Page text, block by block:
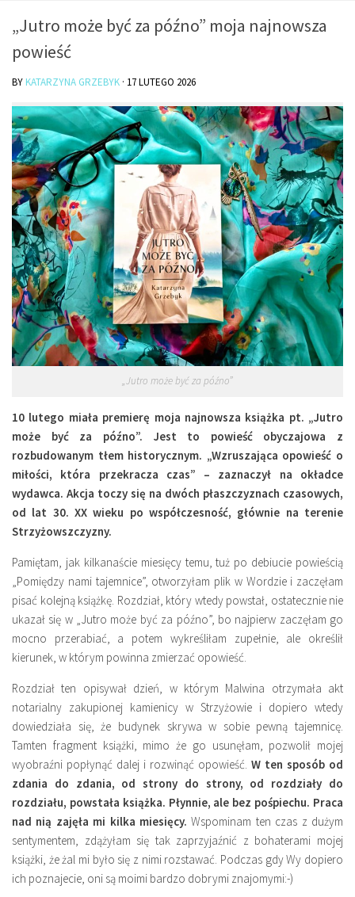
Czytam
Jestem
Jestem kobietą
Jestem dziennikarką
Jestem blogerką
Jestem panią domu
Książki dla dzieci
Poza tym
Lifestyle
Kultura
Miejsca
Podróże
„Jutro może być za późno” moja najnowsza
powieść
BY KATARZYNA GRZEBYK · 17 LUTEGO 2026
„Jutro może być za późno”
10 lutego miała premierę moja najnowsza książka pt. „Jutro
może być za późno”. Jest to powieść obyczajowa z
rozbudowanym tłem historycznym. „Wzruszająca opowieść o
miłości, która przekracza czas” – zaznaczył na okładce
wydawca. Akcja toczy się na dwóch płaszczyznach czasowych,
od lat 30. XX wieku po współczesność, głównie na terenie
Strzyżowszczyzny.
Pamiętam, jak kilkanaście miesięcy temu, tuż po debiucie powieścią
„Pomiędzy nami tajemnice”, otworzyłam plik w Wordzie i zaczęłam
pisać kolejną książkę. Rozdział, który wtedy powstał, ostatecznie nie
ukazał się w „Jutro może być za późno”, bo najpierw zaczęłam go
mocno przerabiać, a potem wykreśliłam zupełnie, ale określił
kierunek, w którym powinna zmierzać opowieść.
Rozdział ten opisywał dzień, w którym Malwina otrzymała akt
notarialny zakupionej kamienicy w Strzyżowie i dopiero wtedy
dowiedziała się, że budynek skrywa w sobie pewną tajemnicę.
Tamten fragment książki, mimo że go usunęłam, pozwolił mojej
wyobraźni popłynąć dalej i rozwinąć opowieść. W ten sposób od
zdania do zdania, od strony do strony, od rozdziały do
rozdziału, powstała książka. Płynnie, ale bez pośpiechu. Praca
nad nią zajęła mi kilka miesięcy. Wspominam ten czas z dużym
sentymentem, zdążyłam się tak zaprzyjaźnić z bohaterami mojej
książki, że żal mi było się z nimi rozstawać. Podczas gdy Wy dopiero
ich poznajecie, oni są moimi bardzo dobrymi znajomymi:-)